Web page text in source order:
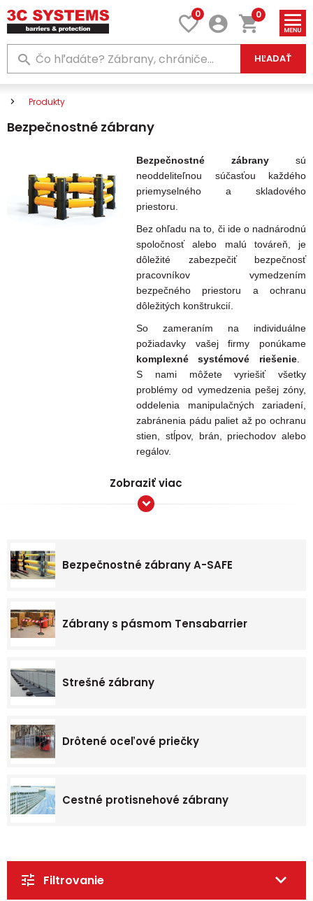
0
HĽADAŤ
0
Produkty
Bezpečnostné zábrany
Bezpečnostné zábrany sú
neoddeliteľnou súčasťou každého
priemyselného a skladového
priestoru.
Bez ohľadu na to, či ide o nadnárodnú
spoločnosť alebo malú továreň, je
dôležité zabezpečiť bezpečnosť
pracovníkov vymedzením
bezpečného priestoru a ochranu
dôležitých konštrukcií.
So zameraním na individuálne
požiadavky vašej firmy ponúkame
komplexné systémové riešenie.
S nami môžete vyriešiť všetky
problémy od vymedzenia pešej zóny,
oddelenia manipulačných zariadení,
zabránenia pádu paliet až po ochranu
stien, stĺpov, brán, priechodov alebo
regálov.
Zobraziť viac
Bezpečnostné zábrany A-SAFE
Zábrany s pásmom Tensabarrier
Strešné zábrany
Drôtené oceľové priečky
Cestné protisnehové zábrany
Filtrovanie